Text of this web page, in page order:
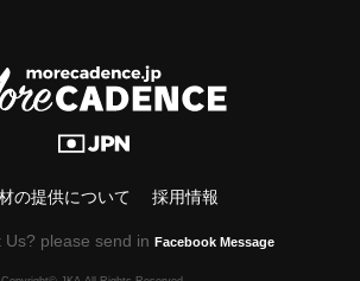
の提供について 採用情報
Us? please send in Facebook Message